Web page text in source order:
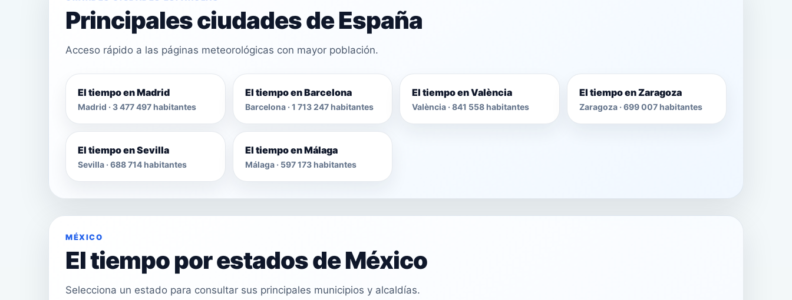
Principales ciudades de España
Acceso rápido a las páginas meteorológicas con mayor población.
El tiempo en Madrid
Madrid · 3 477 497 habitantes
El tiempo en Barcelona
Barcelona · 1 713 247 habitantes
El tiempo en València
València · 841 558 habitantes
El tiempo en Zaragoza
Zaragoza · 699 007 habitantes
El tiempo en Sevilla
Sevilla · 688 714 habitantes
El tiempo en Málaga
Málaga · 597 173 habitantes
MÉXICO
El tiempo por estados de México
Selecciona un estado para consultar sus principales municipios y alcaldías.